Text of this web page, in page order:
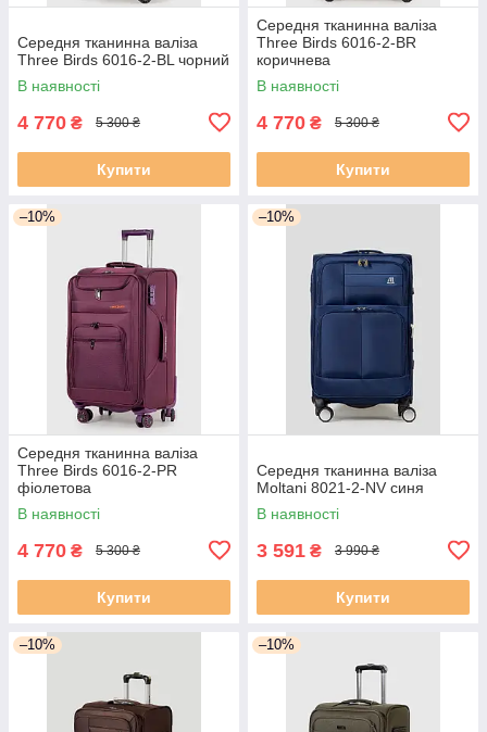
Середня тканинна валіза
Three Birds 6016-2-BL чорний
В наявності
4 770 ₴ 5 300 ₴
Купити
Середня тканинна валіза
Three Birds 6016-2-BR
коричнева
В наявності
4 770 ₴ 5 300 ₴
Купити
–10%
Середня тканинна валіза
Three Birds 6016-2-PR
фіолетова
В наявності
4 770 ₴ 5 300 ₴
Купити
–10%
Середня тканинна валіза
Moltani 8021-2-NV синя
В наявності
3 591 ₴ 3 990 ₴
Купити
–10% –10%